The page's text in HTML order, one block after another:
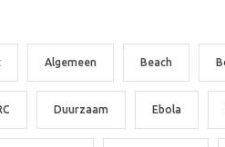
Algemeen Beach
Duurzaam Ebola